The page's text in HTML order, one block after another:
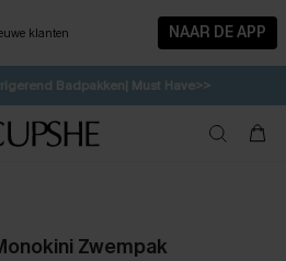
klanten NAAR DE APP
| Tot 50% korting>>
Badpakken| Must Have>>
ontvang tot 15% korting>>
15% korting | CODE: SW15
Zwempak